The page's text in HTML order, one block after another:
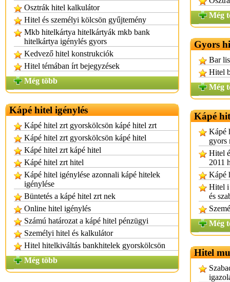
Osztrák hitel kalkulátor
Hitel és személyi kölcsön gyűjtemény
Mkb hitelkártya hitelkártyák mkb bank
hitelkártya igénylés gyors
Kedvező hitel konstrukciók
Hitel témában írt bejegyzések
Még több
Kápé hitel igénylés
Kápé hitel zrt gyorskölcsön kápé hitel zrt
Kápé hitel zrt gyorskölcsön kápé hitel
Kápé hitel zrt kápé hitel
Kápé hitel zrt hitel
Kápé hitel igénylése azonnali kápé hitelek
igénylése
Büntetés a kápé hitel zrt nek
Online hitel igénylés
Számú határozat a kápé hitel pénzügyi
Személyi hitel és kalkulátor
Hitel hitelkiváltás bankhitelek gyorskölcsön
Még több
Még
Gyors
Bar
Hitel
Még
Kápé
Kápé
gyors
Hitel
2011
Kápé
Hitel i
és
Még
Hitel